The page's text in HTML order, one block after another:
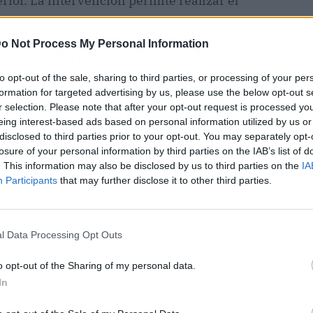
Not Process My Personal Information
opt-out of the sale, sharing to third parties, or processing of your
for targeted advertising by us, please use the below opt-out
selection. Please note that after your opt-out request is processed
interest-based ads based on personal information utilized by us
to third parties prior to your opt-out. You may separately
of your personal information by third parties on the IAB’s list of
This information may also be disclosed by us to third parties on the
Participants that may further disclose it to other third parties.
Data Processing Opt Outs
opt-out of the Sharing of my personal data.
maxilar en la Clínica Dental
Ruiz de Gopegui se debe a la tecnología
de ellos es la elevación de seno maxilar, que
recuperar el funcionamiento de la dentadura